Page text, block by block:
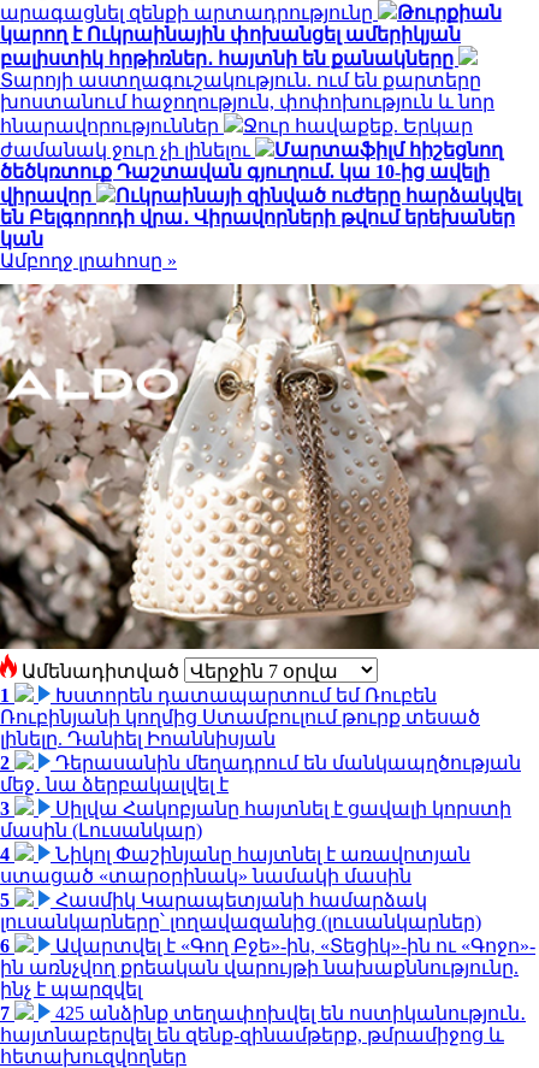
արագացնել զենքի արտադրությունը
Թուրքիան
կարող է Ուկրաինային փոխանցել ամերիկյան
բալիստիկ հրթիռներ․ հայտնի են քանակները
Տարոյի աստղագուշակություն. ում են քարտերը
խոստանում հաջողություն, փոփոխություն և նոր
հնարավորություններ
Ջուր հավաքեք. Երկար
ժամանակ ջուր չի լինելու
Մարտաֆիլմ հիշեցնող
ծեծկռտուք Դաշտավան գյուղում. կա 10-ից ավելի
վիրավոր
Ուկրաինայի զինված ուժերը հարձակվել
են Բելգորոդի վրա․ Վիրավորների թվում երեխաներ
կան
Ամբողջ լրահոսը »
Ամենադիտված
1
Խստորեն դատապարտում եմ Ռուբեն
Ռուբինյանի կողմից Ստամբուլում թուրք տեսած
լինելը. Դանիել Իոաննիսյան
2
Դերասանին մեղադրում են մանկապղծության
մեջ․ նա ձերբակալվել է
3
Սիլվա Հակոբյանը հայտնել է ցավալի կորստի
մասին (Լուսանկար)
4
Նիկոլ Փաշինյանը հայտնել է առավոտյան
ստացած «տարօրինակ» նամակի մասին
5
Հասմիկ Կարապետյանի համարձակ
լուսանկարները՝ լողավազանից (լուսանկարներ)
6
Ավարտվել է «Գող Բջե»-ին, «Տեցիկ»-ին ու «Գոջո»-
ին առնչվող քրեական վարույթի նախաքննությունը.
ինչ է պարզվել
7
425 անձինք տեղափոխվել են ոստիկանություն․
հայտնաբերվել են զենք-զինամթերք, թմրամիջոց և
հետախուզվողներ